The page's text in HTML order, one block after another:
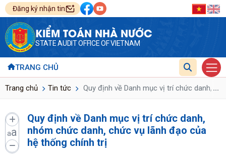
Đăng ký nhận tin
KIỂM TOÁN NHÀ NƯỚC
STATE AUDIT OFFICE OF VIETNAM
TRANG CHỦ
Trang chủ Tin tức Quy định về Danh mục vị trí chức danh,...
aa
Quy định về Danh mục vị trí chức danh,
nhóm chức danh, chức vụ lãnh đạo của
hệ thống chính trị